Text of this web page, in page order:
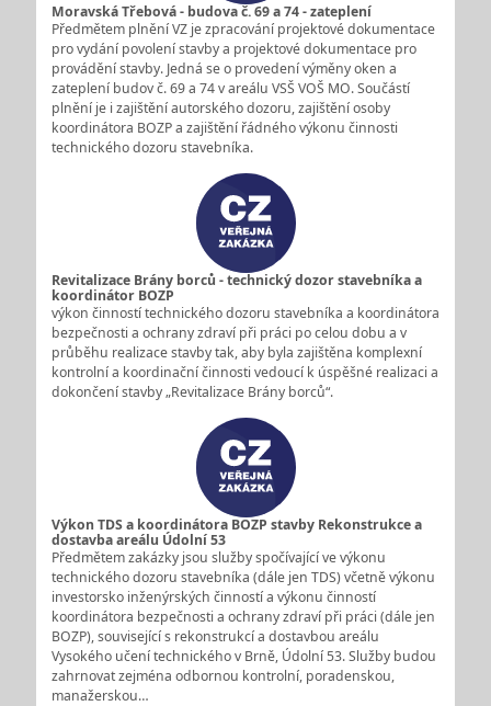
Moravská Třebová - budova č. 69 a 74 - zateplení
Předmětem plnění VZ je zpracování projektové dokumentace
pro vydání povolení stavby a projektové dokumentace pro
provádění stavby. Jedná se o provedení výměny oken a
zateplení budov č. 69 a 74 v areálu VSŠ VOŠ MO. Součástí
plnění je i zajištění autorského dozoru, zajištění osoby
koordinátora BOZP a zajištění řádného výkonu činnosti
technického dozoru stavebníka.
Revitalizace Brány borců - technický dozor stavebníka a
koordinátor BOZP
výkon činností technického dozoru stavebníka a koordinátora
bezpečnosti a ochrany zdraví při práci po celou dobu a v
průběhu realizace stavby tak, aby byla zajištěna komplexní
kontrolní a koordinační činnosti vedoucí k úspěšné realizaci a
dokončení stavby „Revitalizace Brány borců“.
Výkon TDS a koordinátora BOZP stavby Rekonstrukce a
dostavba areálu Údolní 53
Předmětem zakázky jsou služby spočívající ve výkonu
technického dozoru stavebníka (dále jen TDS) včetně výkonu
investorsko inženýrských činností a výkonu činností
koordinátora bezpečnosti a ochrany zdraví při práci (dále jen
BOZP), související s rekonstrukcí a dostavbou areálu
Vysokého učení technického v Brně, Údolní 53. Služby budou
zahrnovat zejména odbornou kontrolní, poradenskou,
manažerskou…